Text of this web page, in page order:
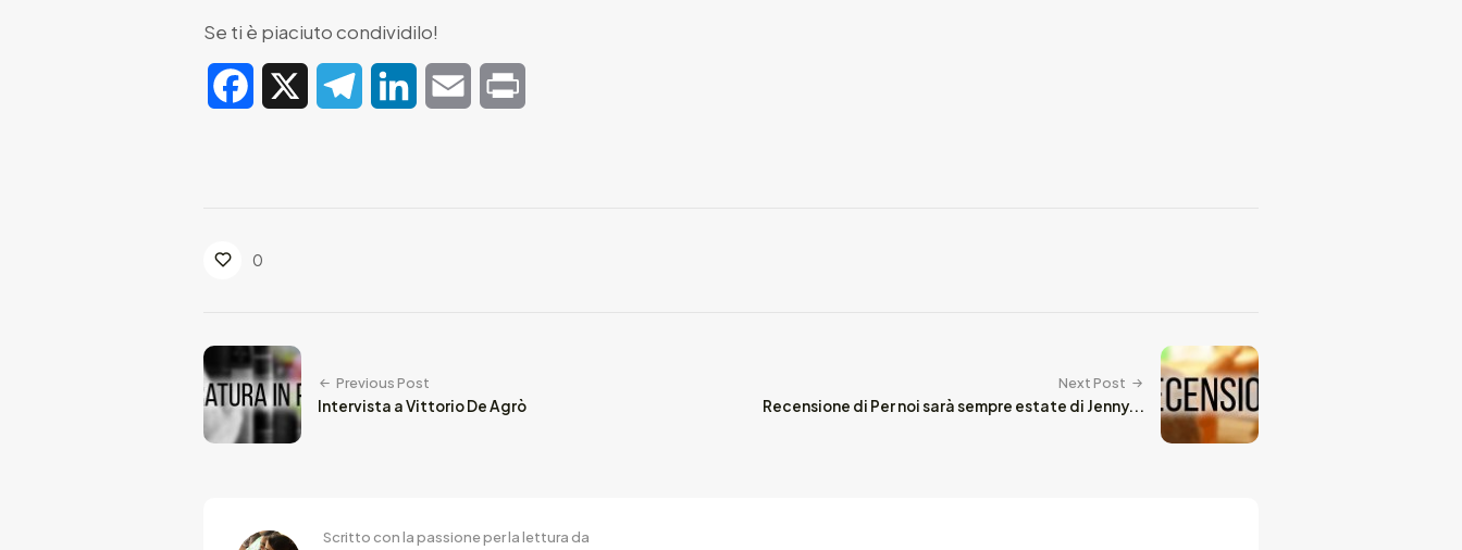
Se ti è piaciuto condividilo!
Facebook TelegramLinkedIn Email
0
Previous Post
Intervista a Vittorio De Agrò
Next Post
Recensione di Per noi sarà sempre estate di Jenny...
Scritto con la passione per la lettura da